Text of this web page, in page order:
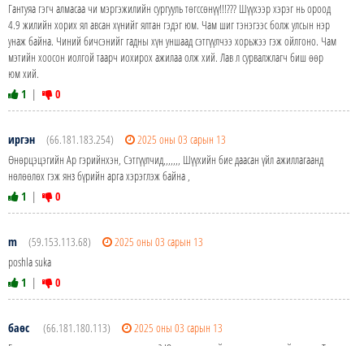
Гантуяа гэгч алмасаа чи мэргэжилийн сургууль төгссөнүү!!!??? Шүүхээр хэрэг нь ороод
4.9 жилийн хорих ял авсан хүнийг ялтан гэдэг юм. Чам шиг тэнэгээс болж улсын нэр
унаж байна. Чиний бичсэнийг гадны хүн уншаад сэтгүүлчээ хорьжээ гэж ойлгоно. Чам
мэтийн хоосон иолгой таарч иохирох ажилаа олж хий. Лав л сурвалжлагч биш өөр
юм хий.
1 | 0
иргэн (66.181.183.254)
2025 оны 03 сарын 13
Өнөрцэцэгийн Ар гэрийнхэн, Сэтгүүлчид,,,,,,, Шүүхийн бие даасан үйл ажиллагаанд
нөлөөлөх гэж янз бүрийн арга хэрэглэж байна ,
1 | 0
m (59.153.113.68)
2025 оны 03 сарын 13
poshla suka
1 | 0
баөс (66.181.180.113)
2025 оны 03 сарын 13